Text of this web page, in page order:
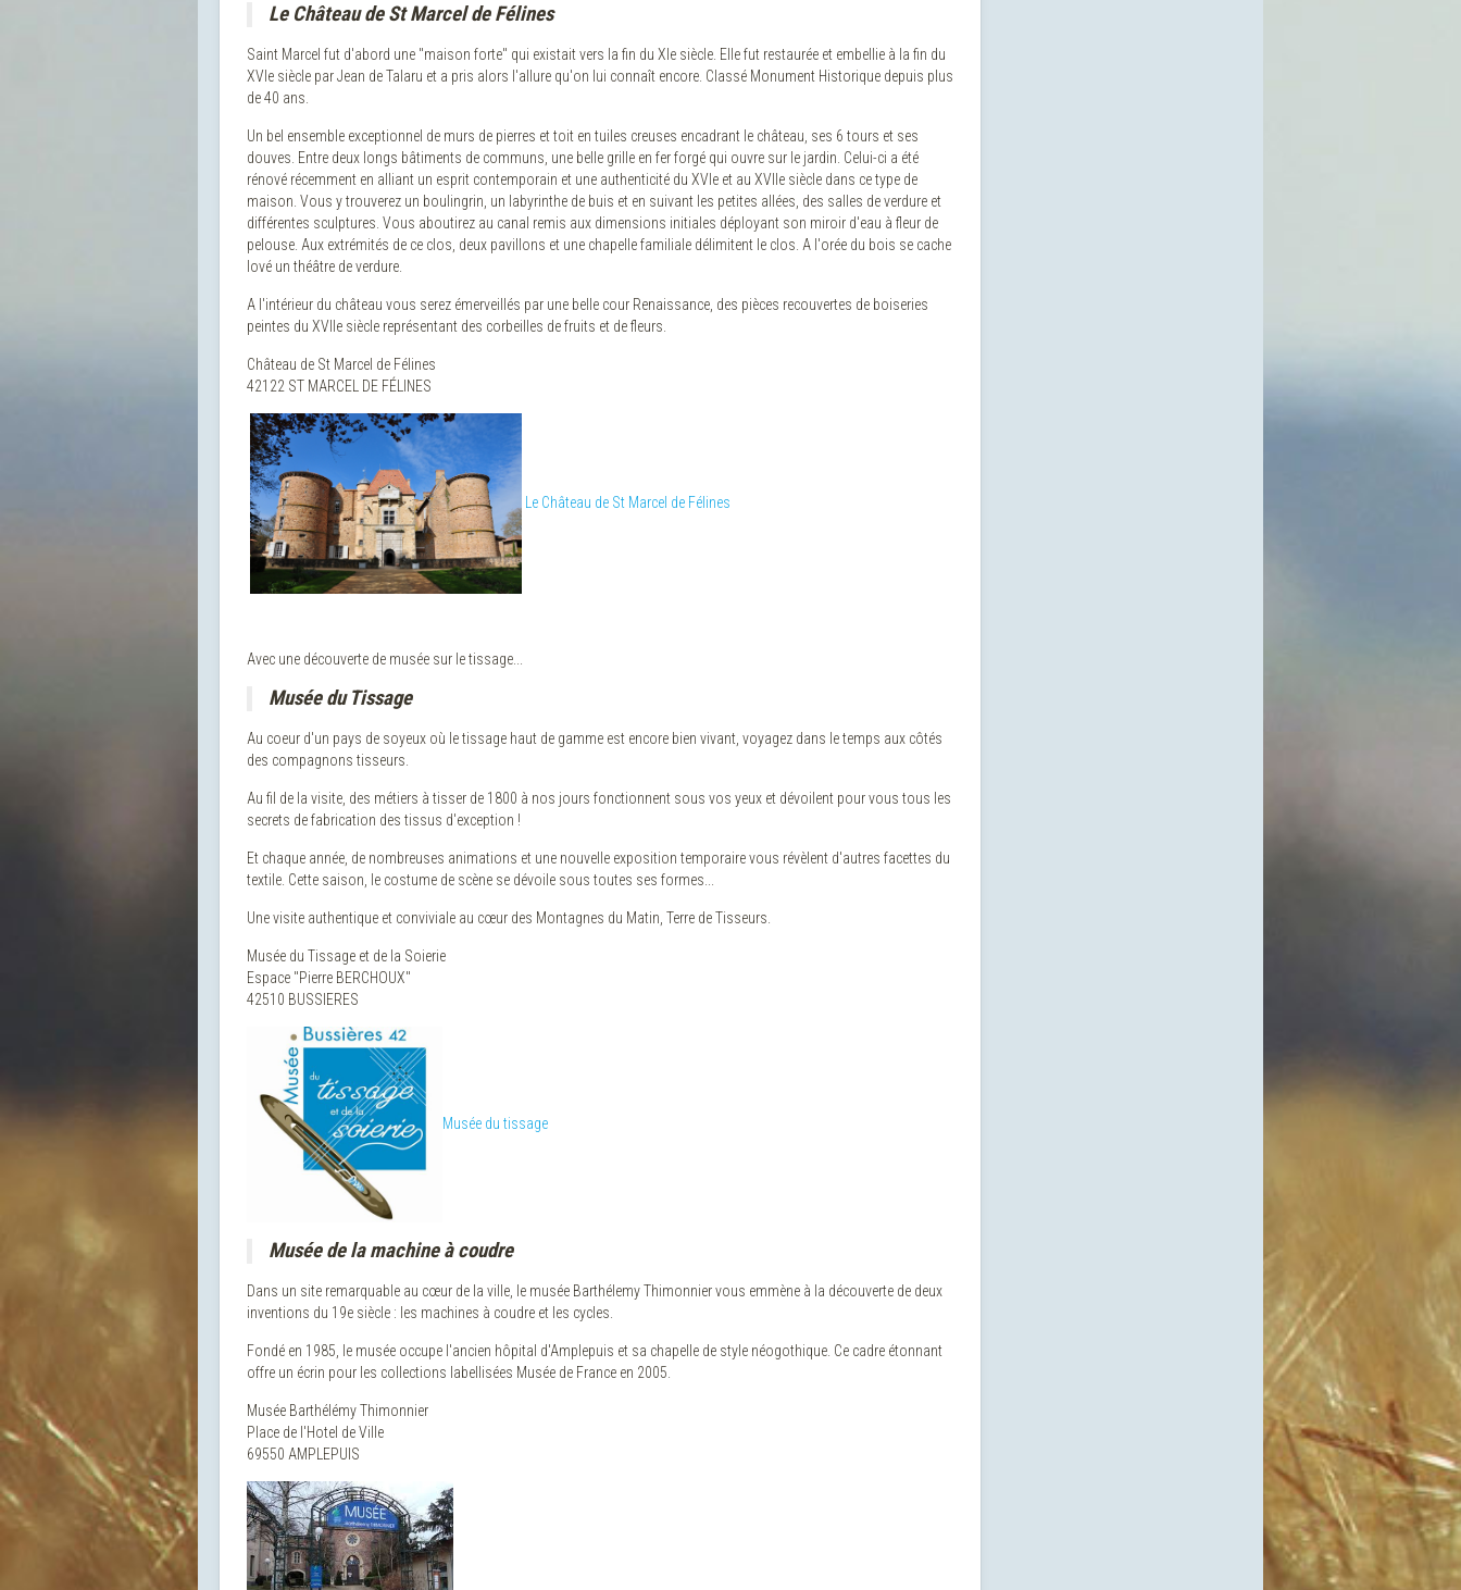
Le Château de St Marcel de Félines
Saint Marcel fut d'abord une "maison forte" qui existait vers la fin du XIe siècle. Elle fut restaurée et embellie à la fin du
XVIe siècle par Jean de Talaru et a pris alors l'allure qu'on lui connaît encore. Classé Monument Historique depuis plus
de 40 ans.
Un bel ensemble exceptionnel de murs de pierres et toit en tuiles creuses encadrant le château, ses 6 tours et ses
douves. Entre deux longs bâtiments de communs, une belle grille en fer forgé qui ouvre sur le jardin. Celui-ci a été
rénové récemment en alliant un esprit contemporain et une authenticité du XVIe et au XVIIe siècle dans ce type de
maison. Vous y trouverez un boulingrin, un labyrinthe de buis et en suivant les petites allées, des salles de verdure et
différentes sculptures. Vous aboutirez au canal remis aux dimensions initiales déployant son miroir d'eau à fleur de
pelouse. Aux extrémités de ce clos, deux pavillons et une chapelle familiale délimitent le clos. A l'orée du bois se cache
lové un théâtre de verdure.
A l'intérieur du château vous serez émerveillés par une belle cour Renaissance, des pièces recouvertes de boiseries
peintes du XVIIe siècle représentant des corbeilles de fruits et de fleurs.
Château de St Marcel de Félines
42122 ST MARCEL DE FÉLINES
Le Château de St Marcel de Félines
Avec une découverte de musée sur le tissage...
Musée du Tissage
Au coeur d'un pays de soyeux où le tissage haut de gamme est encore bien vivant, voyagez dans le temps aux côtés
des compagnons tisseurs.
Au fil de la visite, des métiers à tisser de 1800 à nos jours fonctionnent sous vos yeux et dévoilent pour vous tous les
secrets de fabrication des tissus d'exception !
Et chaque année, de nombreuses animations et une nouvelle exposition temporaire vous révèlent d'autres facettes du
textile. Cette saison, le costume de scène se dévoile sous toutes ses formes...
Une visite authentique et conviviale au cœur des Montagnes du Matin, Terre de Tisseurs.
Musée du Tissage et de la Soierie
Espace "Pierre BERCHOUX"
42510 BUSSIERES
Musée du tissage
Musée de la machine à coudre
Dans un site remarquable au cœur de la ville, le musée Barthélemy Thimonnier vous emmène à la découverte de deux
inventions du 19e siècle : les machines à coudre et les cycles.
Fondé en 1985, le musée occupe l'ancien hôpital d'Amplepuis et sa chapelle de style néogothique. Ce cadre étonnant
offre un écrin pour les collections labellisées Musée de France en 2005.
Musée Barthélémy Thimonnier
Place de l'Hotel de Ville
69550 AMPLEPUIS